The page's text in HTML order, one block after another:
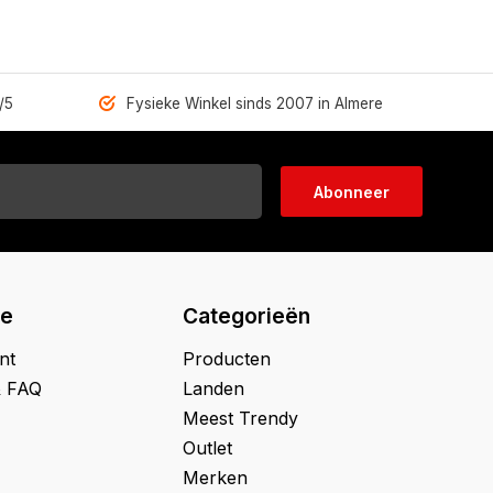
5 Fysieke Winkel sinds 2007 in Almere
Abonneer
Categorieën
Producten
Landen
Meest Trendy
Outlet
Merken